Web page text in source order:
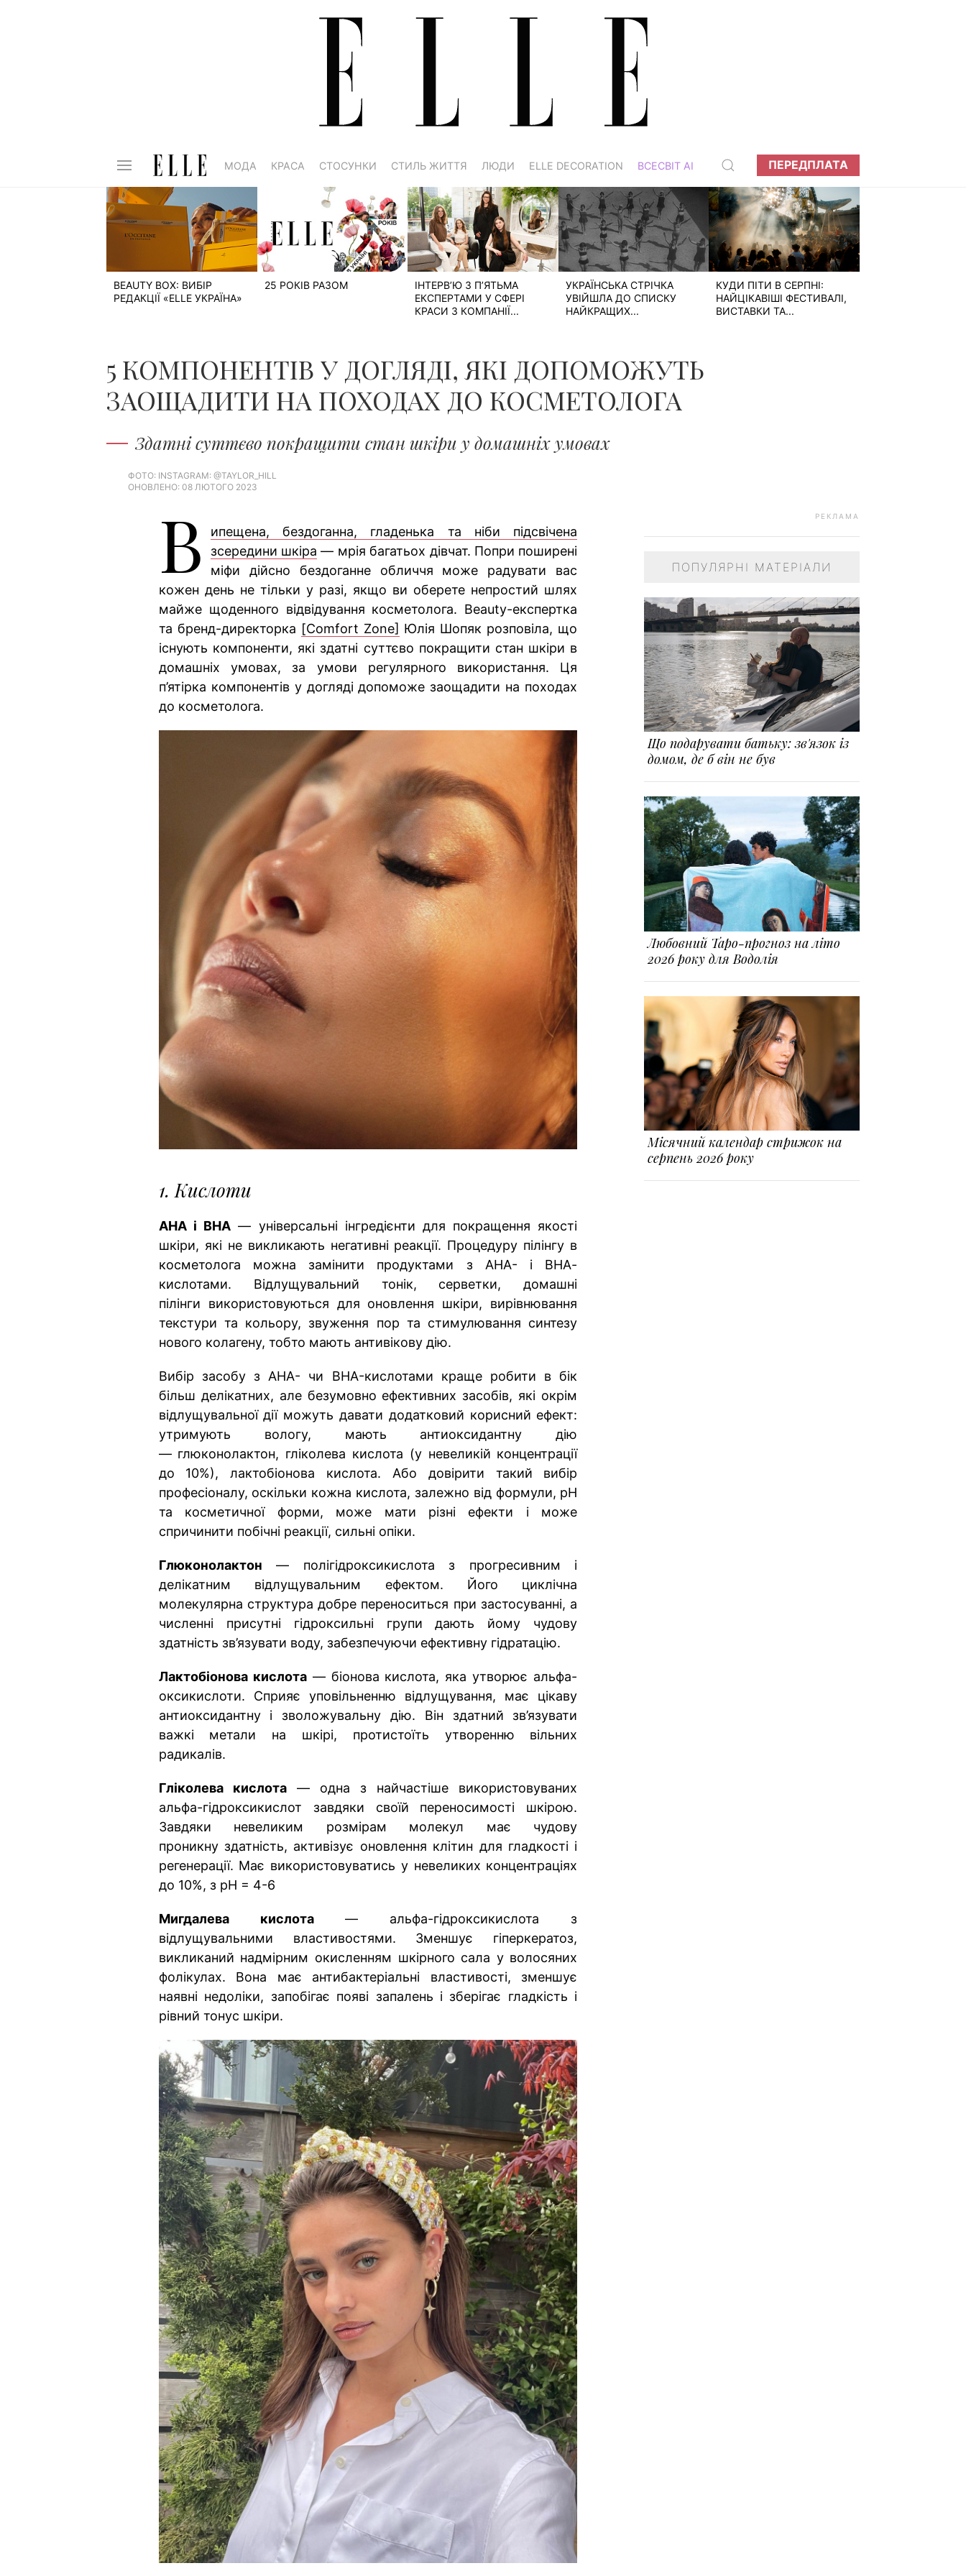
МОДА КРАСА СТОСУНКИ СТИЛЬ ЖИТТЯ ЛЮДИ ELLE DECORATION ВСЕСВІТ АІ ПЕРЕДПЛАТА
BEAUTY BOX: ВИБІР
РЕДАКЦІЇ «ELLE УКРАЇНА»
25 РОКІВ РАЗОМ
ІНТЕРВ’Ю З П’ЯТЬМА
ЕКСПЕРТАМИ У СФЕРІ
КРАСИ З КОМПАНІЇ...
УКРАЇНСЬКА СТРІЧКА
УВІЙШЛА ДО СПИСКУ
НАЙКРАЩИХ...
КУДИ ПІТИ В СЕРПНІ:
НАЙЦІКАВІШІ ФЕСТИВАЛІ,
ВИСТАВКИ ТА...
5 КОМПОНЕНТІВ У ДОГЛЯДІ, ЯКІ ДОПОМОЖУТЬ
ЗАОЩАДИТИ НА ПОХОДАХ ДО КОСМЕТОЛОГА
Здатні суттєво покращити стан шкіри у домашніх умовах
ФОТО: INSTAGRAM: @TAYLOR_HILL
ОНОВЛЕНО: 08 ЛЮТОГО 2023
В
ипещена, бездоганна, гладенька та ніби підсвічена
зсередини шкіра — мрія багатьох дівчат. Попри поширені
міфи дійсно бездоганне обличчя може радувати вас
кожен день не тільки у разі, якщо ви оберете непростий шлях
майже щоденного відвідування косметолога. Beauty-експертка
та бренд-директорка [Comfort Zone] Юлія Шопяк розповіла, що
існують компоненти, які здатні суттєво покращити стан шкіри в
домашніх умовах, за умови регулярного використання. Ця
п’ятірка компонентів у догляді допоможе заощадити на походах
до косметолога.
1. Кислоти
АНА і ВНА — універсальні інгредієнти для покращення якості
шкіри, які не викликають негативні реакції. Процедуру пілінгу в
косметолога можна замінити продуктами з АНА- і ВНА-
кислотами. Відлущувальний тонік, серветки, домашні
пілінги використовуються для оновлення шкіри, вирівнювання
текстури та кольору, звуження пор та стимулювання синтезу
нового колагену, тобто мають антивікову дію.
Вибір засобу з АНА- чи BHA-кислотами краще робити в бік
більш делікатних, але безумовно ефективних засобів, які окрім
відлущувальної дії можуть давати додатковий корисний ефект:
утримують вологу, мають антиоксидантну дію
— глюконолактон, гліколева кислота (у невеликій концентрації
до 10%), лактобіонова кислота. Або довірити такий вибір
професіоналу, оскільки кожна кислота, залежно від формули, pH
та косметичної форми, може мати різні ефекти і може
спричинити побічні реакції, сильні опіки.
Глюконолактон — полігідроксикислота з прогресивним і
делікатним відлущувальним ефектом. Його циклічна
молекулярна структура добре переноситься при застосуванні, а
численні присутні гідроксильні групи дають йому чудову
здатність зв’язувати воду, забезпечуючи ефективну гідратацію.
Лактобіонова кислота— біонова кислота, яка утворює альфа-
оксикислоти. Сприяє уповільненню відлущування, має цікаву
антиоксидантну і зволожувальну дію. Він здатний зв’язувати
важкі метали на шкірі, протистоїть утворенню вільних
радикалів.
Гліколева кислота— одна з найчастіше використовуваних
альфа-гідроксикислот завдяки своїй переносимості шкірою.
Завдяки невеликим розмірам молекул має чудову
проникну здатність, активізує оновлення клітин для гладкості і
регенерації. Має використовуватись у невеликих концентраціях
до 10%, з pH = 4-6
Мигдалева кислота — альфа-гідроксикислота з
відлущувальними властивостями. Зменшує гіперкератоз,
викликаний надмірним окисленням шкірного сала у волосяних
фолікулах. Вона має антибактеріальні властивості, зменшує
наявні недоліки, запобігає появі запалень і зберігає гладкість і
рівний тонус шкіри.
РЕКЛАМА
ПОПУЛЯРНІ МАТЕРІАЛИ
Що подарувати батьку: зв'язок із
домом, де б він не був
Любовний Таро-прогноз на літо
2026 року для Водолія
Місячний календар стрижок на
серпень 2026 року